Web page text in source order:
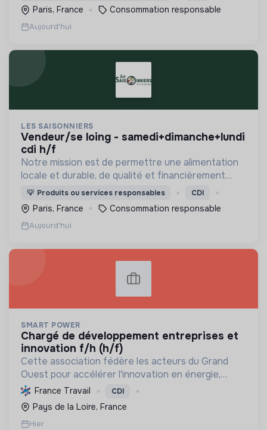
Paris, France Consommation responsable
Aujourd'hui
LES SAISONNIERS
vendeur/se loing - samedi+dimanche+lundi
cdi h/f
Notre mission est de permettre une alimentation
locale et durable, de qualité et financièrement
abordable.
💡 Produits ou services responsables CDI
Paris, France Consommation responsable
Aujourd'hui
SMART POWER
chargé de développement entreprises et
innovation f/h (h/f)
Cette association fédère les acteurs du Grand
Ouest pour accélérer l'innovation en énergie,
électronique et décarbonation, favorisant une
transition écologique et le développement
économique régional.
France Travail CDI
Pays de la Loire, France
Hier